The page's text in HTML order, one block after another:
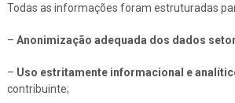
Todas as informações foram estruturadas
– Anonimização adequada dos dados
– Uso estritamente informacional e
contribuinte;